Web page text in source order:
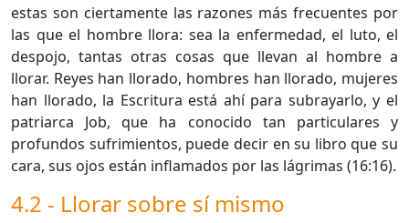
estas son ciertamente las razones más frecuentes por
las que el hombre llora: sea la enfermedad, el luto, el
despojo, tantas otras cosas que llevan al hombre a
llorar. Reyes han llorado, hombres han llorado, mujeres
han llorado, la Escritura está ahí para subrayarlo, y el
patriarca Job, que ha conocido tan particulares y
profundos sufrimientos, puede decir en su libro que su
cara, sus ojos están inflamados por las lágrimas (16:16).
4.2 - Llorar sobre sí mismo